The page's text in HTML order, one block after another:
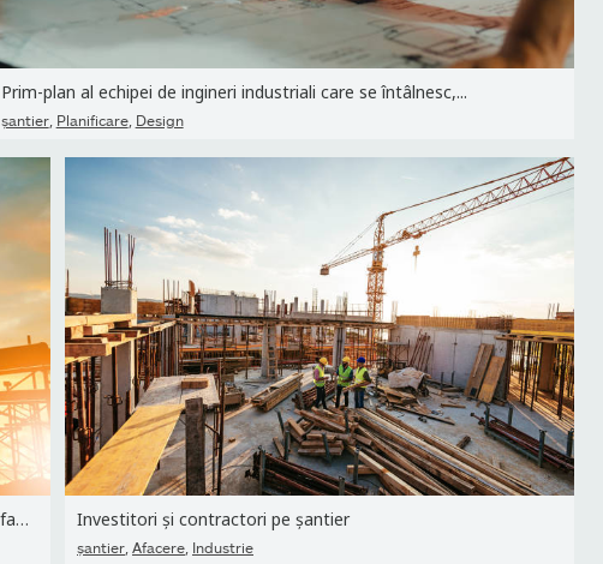
Prim-plan al echipei de ingineri industriali care se întâlnesc,...
şantier, Planificare, Design
Silueta de inginer și echipa de construcții care lucrează la fața Investitori și contractori pe șantier
şantier, Afacere, Industrie